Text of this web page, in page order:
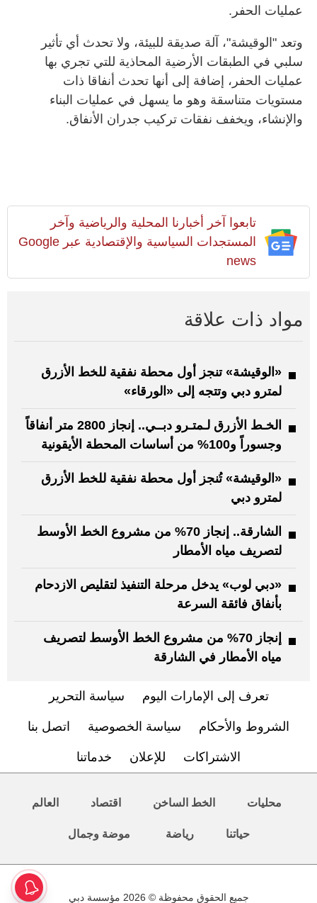
عمليات الحفر.
وتعد "الوقيشة"، آلة صديقة للبيئة، ولا تحدث أي تأثير
سلبي في الطبقات الأرضية المحاذية للتي تجري بها
عمليات الحفر، إضافة إلى أنها تحدث أنفاقا ذات
مستويات متناسقة وهو ما يسهل في عمليات البناء
والإنشاء، ويخفف نفقات تركيب جدران الأنفاق.
تابعوا آخر أخبارنا المحلية والرياضية وآخر
المستجدات السياسية والإقتصادية عبر Google
news
مواد ذات علاقة
«الوقيشة» تنجز أول محطة نفقية للخط الأزرق
لمترو دبي وتتجه إلى «الورقاء»
الخـط الأزرق لـمتـرو دبــي.. إنجاز 2800 متر أنفاقاً
وجسوراً و100% من أساسات المحطة الأيقونية
«الوقيشة» تُنجز أول محطة نفقية للخط الأزرق
لمترو دبي
الشارقة.. إنجاز 70% من مشروع الخط الأوسط
لتصريف مياه الأمطار
«دبي لوب» يدخل مرحلة التنفيذ لتقليص الازدحام
بأنفاق فائقة السرعة
إنجاز 70% من مشروع الخط الأوسط لتصريف
مياه الأمطار في الشارقة
تعرف إلى الإمارات اليوم سياسة التحرير
الشروط والأحكام سياسة الخصوصية اتصل بنا
الاشتراكات للإعلان خدماتنا
محليات الخط الساخن اقتصاد العالم
حياتنا رياضة موضة وجمال
جميع الحقوق محفوظة © 2026 مؤسسة دبي